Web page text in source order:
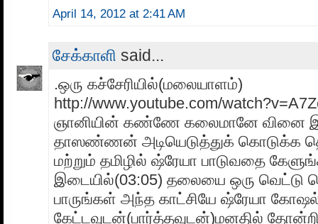
April 14, 2012 at 2:41 AM
சேக்காளி said...
.ஒரு கச்சேரியில்(மலையாளம்)
http://www.youtube.com/
ஞானியின் கண்ணே கலைமானே வினை
தாஸண்ணன் அடியெடுத்துக் கொடுக்க
மற்றும் தமிழில் ஷ்ரேயா பாடுவதை
இடையில்(03:05) தலையை ஒரு வெட்டு
பாருங்கள் அந்த காட்சியே ஷ்ரேயா
கேட்டவுடன்(பார்த்தவுடன்)மனதில்